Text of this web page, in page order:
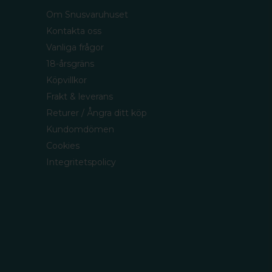
Om Snusvaruhuset
Kontakta oss
Vanliga frågor
18-årsgräns
Köpvillkor
Frakt & leverans
Returer / Ångra ditt köp
Kundomdömen
Cookies
Integritetspolicy